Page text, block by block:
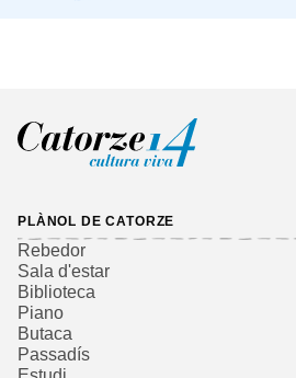
PLÀNOL DE CATORZE
Rebedor
Sala d'estar
Biblioteca
Piano
Butaca
Passadís